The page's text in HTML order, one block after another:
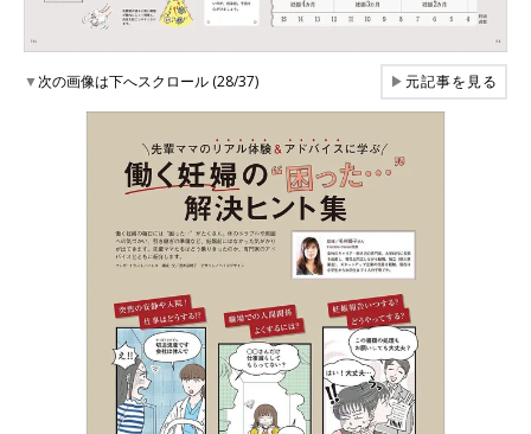
▼次の画像は下へスクロール (28/37) ▶元記事を見る